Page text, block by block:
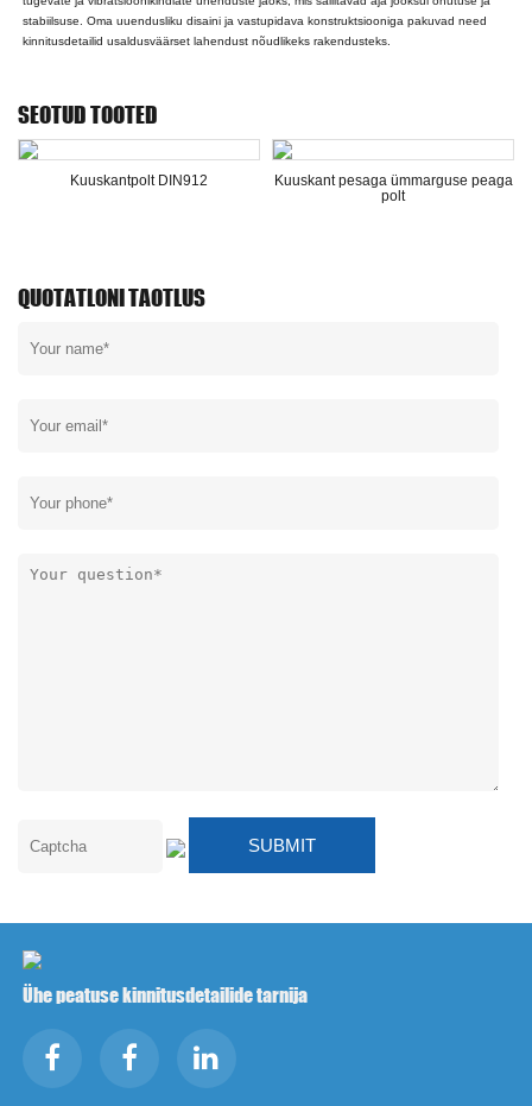
stabiilsuse. Oma uuendusliku disaini ja vastupidava konstruktsiooniga pakuvad need
kinnitusdetailid usaldusväärset lahendust nõudlikeks rakendusteks.
SEOTUD TOOTED
Kuuskantpolt DIN912
Kuuskant pesaga ümmarguse peaga
polt
QUOTATLONI TAOTLUS
Ühe peatuse kinnitusdetailide tarnija